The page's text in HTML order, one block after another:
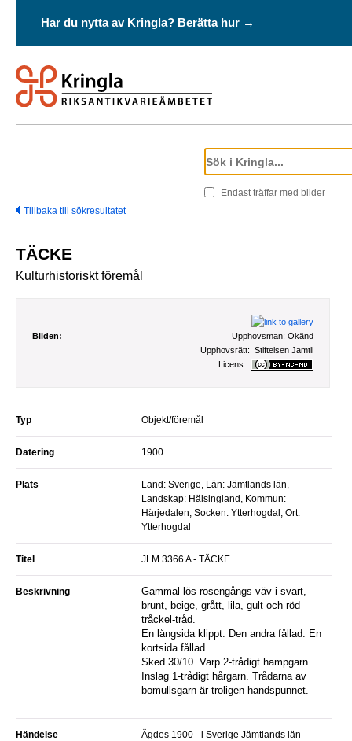
Har du nytta av Kringla? Berätta hur →
Endast träffar med bilder
Tillbaka till sökresultatet
TÄCKE
Kulturhistoriskt föremål
Bilden: Upphovsman: Okänd
Upphovsrätt: Stiftelsen Jamtli
Licens:
Typ Objekt/föremål
Datering 1900
Plats
Land: Sverige, Län: Jämtlands län,
Landskap: Hälsingland, Kommun:
Härjedalen, Socken: Ytterhogdal, Ort:
Ytterhogdal
Titel JLM 3366 A - TÄCKE
Beskrivning
Gammal lös rosengångs-väv i svart,
brunt, beige, grått, lila, gult och röd
tråckel-tråd.
En långsida klippt. Den andra fållad. En
kortsida fållad.
Sked 30/10. Varp 2-trådigt hampgarn.
Inslag 1-trådigt hårgarn. Trådarna av
bomullsgarn är troligen handspunnet.
Händelse
Ägdes 1900 - i Sverige Jämtlands län